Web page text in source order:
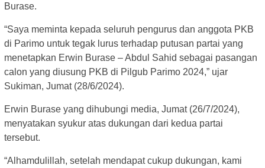
Burase.
“Saya meminta kepada seluruh pengurus dan anggota PKB
di Parimo untuk tegak lurus terhadap putusan partai yang
menetapkan Erwin Burase – Abdul Sahid sebagai pasangan
calon yang diusung PKB di Pilgub Parimo 2024,” ujar
Sukiman, Jumat (28/6/2024).
Erwin Burase yang dihubungi media, Jumat (26/7/2024),
menyatakan syukur atas dukungan dari kedua partai
tersebut.
“Alhamdulillah, setelah mendapat cukup dukungan, kami